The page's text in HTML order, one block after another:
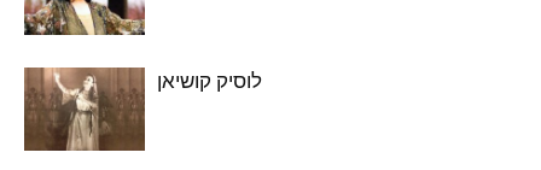
לוסיק קושיאן